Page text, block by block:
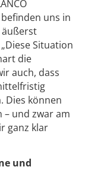
uns in
äußerst
Situation
die
auch, dass
Dies können
und zwar am
ganz klar
und